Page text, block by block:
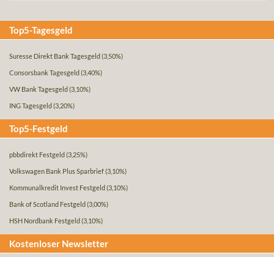
Top5-Tagesgeld
Suresse Direkt Bank Tagesgeld (3,50%)
Consorsbank Tagesgeld (3,40%)
VW Bank Tagesgeld (3,10%)
ING Tagesgeld (3,20%)
Top5-Festgeld
pbbdirekt Festgeld (3,25%)
Volkswagen Bank Plus Sparbrief(3,10%)
Kommunalkredit Invest Festgeld (3,10%)
Bank of Scotland Festgeld (3,00%)
HSH Nordbank Festgeld (3,10%)
Kostenloser Newsletter